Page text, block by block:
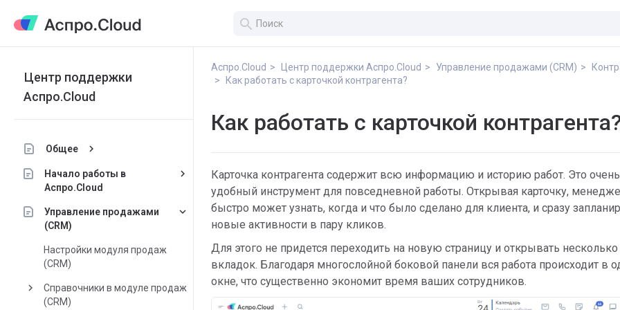
search
Центр поддержки
Аспро.Cloud
Общее keyboard_arrow_right
Начало работы в
Аспро.Cloud
keyboard_arrow_right
Управление продажами
(CRM)
keyboard_arrow_down
Настройки модуля продаж
(CRM)
keyboard_arrow_right
Справочники в модуле продаж
(CRM)
Аспро.Cloud Центр поддержки Аспро.Cloud Управление продажами (CRM)
Как работать с карточкой контрагента?
Как работать с карточкой
Карточка контрагента содержит всю информацию и историю работ. Это очень
удобный инструмент для повседневной работы. Открывая карточку,
быстро может узнать, когда и что было сделано для клиента, и сразу
новые активности в пару кликов.
Для этого не придется переходить на новую страницу и открывать несколько
вкладок. Благодаря многослойной боковой панели вся работа происходит в
окне, что существенно экономит время ваших сотрудников.